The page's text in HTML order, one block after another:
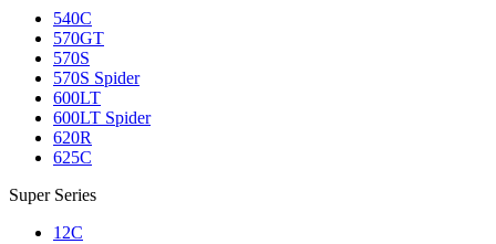
540C
570GT
570S
570S Spider
600LT
600LT Spider
620R
625C
Super Series
12C